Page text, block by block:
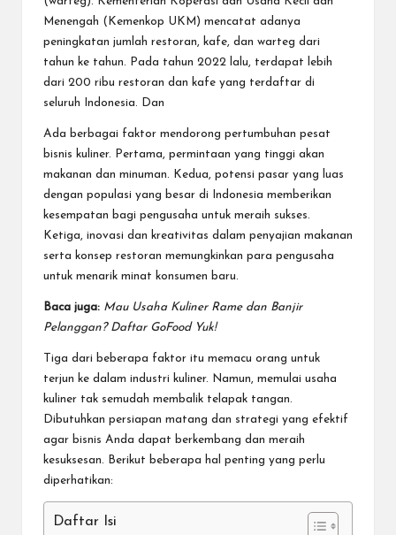
Menengah (Kemenkop UKM) mencatat adanya
peningkatan jumlah restoran, kafe, dan warteg dari
tahun ke tahun. Pada tahun 2022 lalu, terdapat lebih
dari 200 ribu restoran dan kafe yang terdaftar di
seluruh Indonesia. Dan
Ada berbagai faktor mendorong pertumbuhan pesat
bisnis kuliner. Pertama, permintaan yang tinggi akan
makanan dan minuman. Kedua, potensi pasar yang luas
dengan populasi yang besar di Indonesia memberikan
kesempatan bagi pengusaha untuk meraih sukses.
Ketiga, inovasi dan kreativitas dalam penyajian makanan
serta konsep restoran memungkinkan para pengusaha
untuk menarik minat konsumen baru.
Baca juga: Mau Usaha Kuliner Rame dan Banjir
Pelanggan? Daftar GoFood Yuk!
Tiga dari beberapa faktor itu memacu orang untuk
terjun ke dalam industri kuliner. Namun, memulai usaha
kuliner tak semudah membalik telapak tangan.
Dibutuhkan persiapan matang dan strategi yang efektif
agar bisnis Anda dapat berkembang dan meraih
kesuksesan. Berikut beberapa hal penting yang perlu
diperhatikan:
Daftar Isi